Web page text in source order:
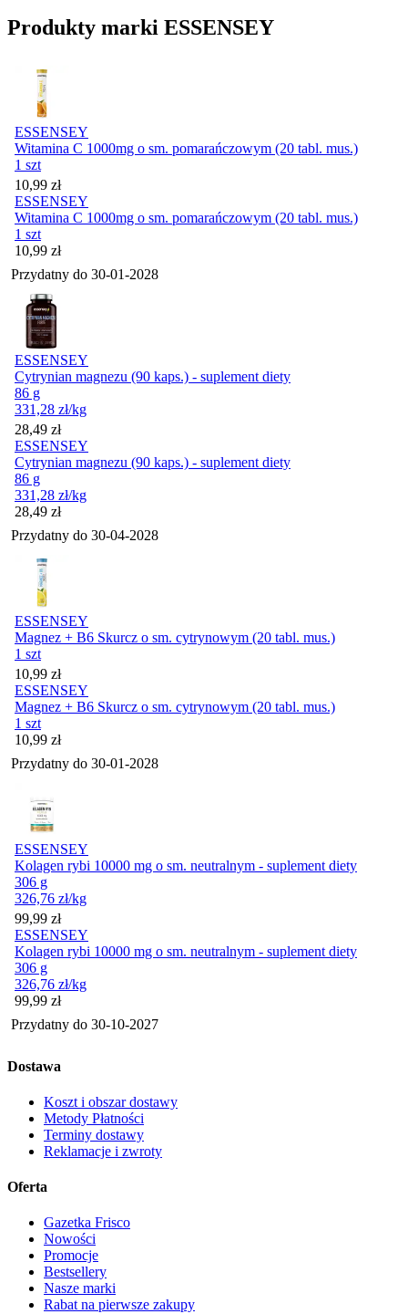
Produkty marki ESSENSEY
ESSENSEY
Witamina C 1000mg o sm. pomarańczowym (20 tabl. mus.)
1 szt
Cena
10,99 zł
ESSENSEY
Witamina C 1000mg o sm. pomarańczowym (20 tabl. mus.)
1 szt
Cena
10,99 zł
Przydatny do 30-01-2028
ESSENSEY
Cytrynian magnezu (90 kaps.) - suplement diety
86 g
331,28 zł/kg
Cena
28,49 zł
ESSENSEY
Cytrynian magnezu (90 kaps.) - suplement diety
86 g
331,28 zł/kg
Cena
28,49 zł
Przydatny do 30-04-2028
ESSENSEY
Magnez + B6 Skurcz o sm. cytrynowym (20 tabl. mus.)
1 szt
Cena
10,99 zł
ESSENSEY
Magnez + B6 Skurcz o sm. cytrynowym (20 tabl. mus.)
1 szt
Cena
10,99 zł
Przydatny do 30-01-2028
ESSENSEY
Kolagen rybi 10000 mg o sm. neutralnym - suplement diety
306 g
326,76 zł/kg
Cena
99,99 zł
ESSENSEY
Kolagen rybi 10000 mg o sm. neutralnym - suplement diety
306 g
326,76 zł/kg
Cena
99,99 zł
Przydatny do 30-10-2027
Dostawa
Koszt i obszar dostawy
Metody Płatności
Terminy dostawy
Reklamacje i zwroty
Oferta
Gazetka Frisco
Nowości
Promocje
Bestsellery
Nasze marki
Rabat na pierwsze zakupy